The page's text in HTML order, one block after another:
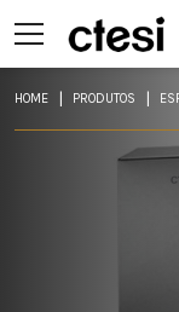
HOME PRODUTOS